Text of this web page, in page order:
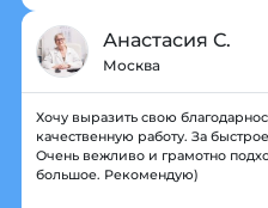
Анастасия С.
Москва
Хочу выразить свою
качественную работу. За
Очень вежливо и грамотно
большое. Рекомендую)